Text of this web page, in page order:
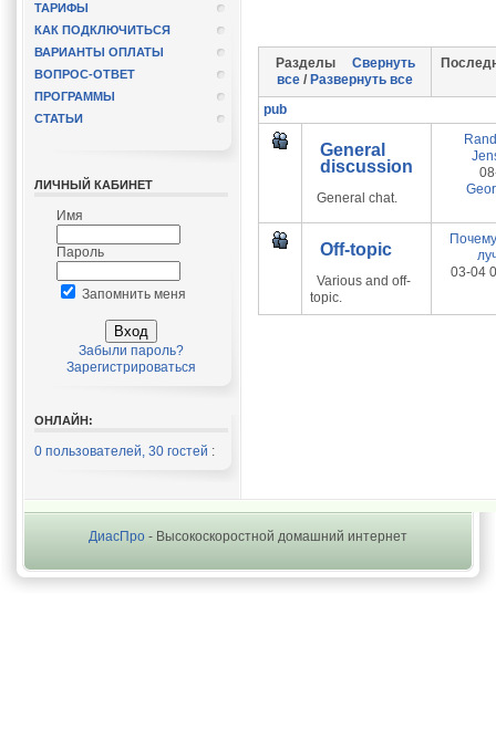
ТАРИФЫ
КАК ПОДКЛЮЧИТЬСЯ
ВАРИАНТЫ ОПЛАТЫ
ВОПРОС-ОТВЕТ
ПРОГРАММЫ
СТАТЬИ
ЛИЧНЫЙ КАБИНЕТ
Имя
Пароль
Запомнить меня
Забыли пароль?
Зарегистрироваться
ОНЛАЙН:
0 пользователей, 30 гостей :
Разделы Свернуть
все / Развернуть все
pub
General
discussion
General chat.
Off-topic
Various and off-
topic.
03-04
ДиасПро - Высокоскоростной домашний интернет